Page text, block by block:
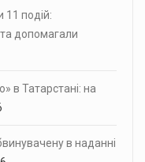
11 подій:
допомагали
в Татарстані: на
в наданні